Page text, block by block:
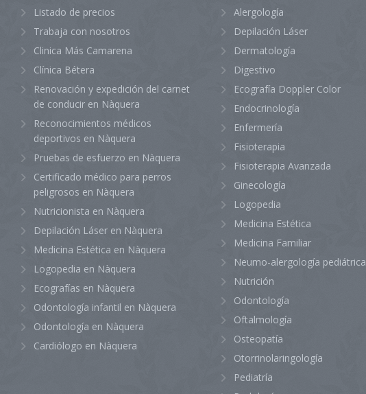
Listado de precios
Trabaja con nosotros
Clinica Más Camarena
Clínica Bétera
Renovación y expedición del carnet
de conducir en Nàquera
Reconocimientos médicos
deportivos en Nàquera
Pruebas de esfuerzo en Nàquera
Certificado médico para perros
peligrosos en Nàquera
Nutricionista en Nàquera
Depilación Láser en Nàquera
Medicina Estética en Nàquera
Logopedia en Nàquera
Ecografías en Nàquera
Odontología infantil en Nàquera
Odontología en Nàquera
Cardiólogo en Nàquera
Alergología
Depilación Láser
Dermatología
Digestivo
Ecografía Doppler Color
Endocrinología
Enfermería
Fisioterapia
Fisioterapia Avanzada
Ginecología
Logopedia
Medicina Estética
Medicina Familiar
Neumo-alergología pediátrica
Nutrición
Odontología
Oftalmología
Osteopatía
Otorrinolaringología
Pediatría